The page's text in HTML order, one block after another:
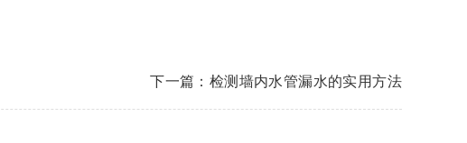
下一篇：检测墙内水管漏水的实用方法